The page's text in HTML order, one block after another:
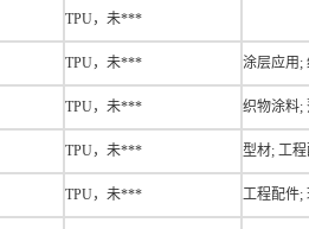
TPU，未***
TPU，未*** 涂层应用;
TPU，未*** 织物涂料;
TPU，未*** 型材; 工
TPU，未*** 工程配件;